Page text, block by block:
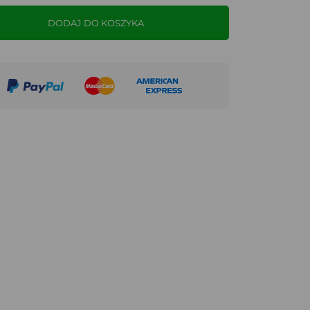
DODAJ DO KOSZYKA